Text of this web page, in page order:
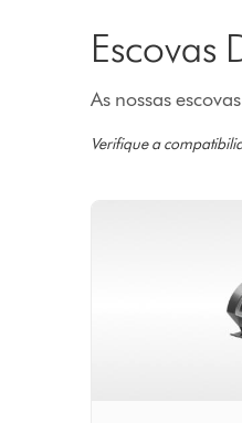
Escovas
As nossas
Verifique a